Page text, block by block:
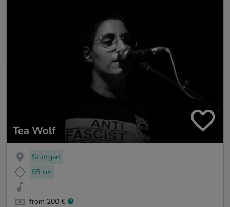
Tea Wolf
Stuttgart
95 km
from 200 €